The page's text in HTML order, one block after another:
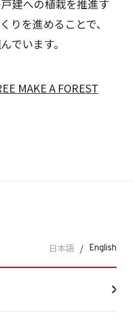
建への植栽を推進す
りを進めることで、
でいます。
MAKE A FOREST
日本語 / English